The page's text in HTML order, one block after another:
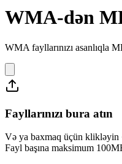
WMA-dən
WMA fayllarınızı asanlıqla
Fayllarınızı bura atın
Və ya baxmaq üçün klikləyin
Fayl başına maksimum